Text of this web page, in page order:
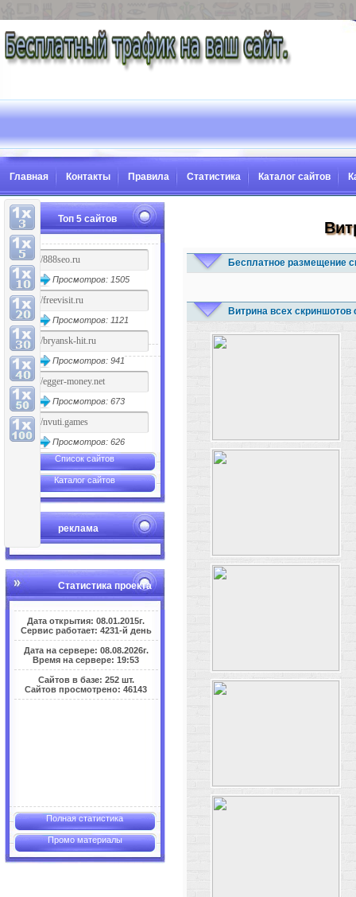
Главная Контакты Правила Статистика Каталог сайтов
Топ 5 сайтов
Просмотров: 1505
Просмотров: 1121
Просмотров: 941
Просмотров: 673
Просмотров: 626
Список сайтов
Каталог сайтов
реклама
Статистика проекта
Дата открытия: 08.01.2015г.
Сервис работает: 4231-й день
Дата на сервере: 08.08.2026г.
Время на сервере: 19:53
Сайтов в базе: 252 шт.
Сайтов просмотрено: 46143
Полная статистика
Промо материалы
Бесплатное размещение
Витрина всех скриншотов